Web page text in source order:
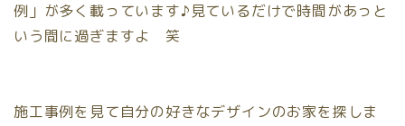
例」が多く載っています♪見ているだけで時間があっと
いう間に過ぎますよ 笑
施工事例を見て自分の好きなデザインのお家を探しま